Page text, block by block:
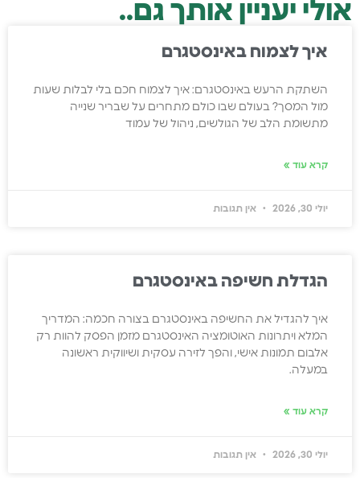
אולי יעניין אותך גם..
איך לצמוח באינסטגרם
השתקת הרעש באינסטגרם: איך לצמוח חכם בלי לבלות שעות
מול המסך? בעולם שבו כולם מתחרים על שבריר שנייה
מתשומת הלב של הגולשים, ניהול של עמוד
קרא עוד »
יולי 30, 2026 אין תגובות
הגדלת חשיפה באינסטגרם
איך להגדיל את החשיפה באינסטגרם בצורה חכמה: המדריך
המלא ויתרונות האוטומציה האינסטגרם מזמן הפסק להוות רק
אלבום תמונות אישי, והפך לזירה עסקית ושיווקית ראשונה
במעלה.
קרא עוד »
יולי 30, 2026 אין תגובות